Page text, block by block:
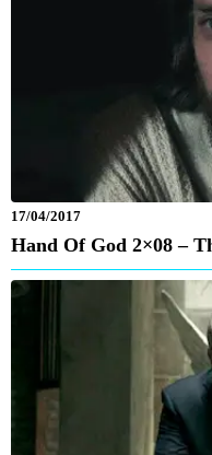
17/04/2017
Hand Of God 2×08 –